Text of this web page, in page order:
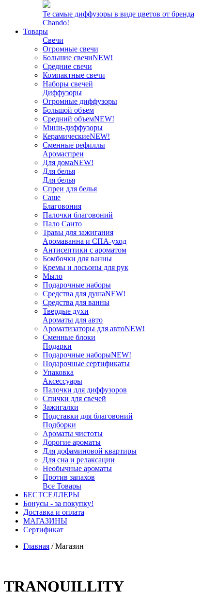
Те самые диффузоры в виде цветов от бренда
Chando!
Товары
Свечи
Огромные свечи
Большие свечиNEW!
Средние свечи
Компактные свечи
Наборы свечей
Диффузоры
Огромные диффузоры
Большой объем
Средний объемNEW!
Мини-диффузоры
КерамическиеNEW!
Сменные рефиллы
Аромаспреи
Для домаNEW!
Для белья
Для белья
Спреи для белья
Саше
Благовония
Палочки благовоний
Пало Санто
Травы для зажигания
Аромаванна и СПА-уход
Антисептики с ароматом
Бомбочки для ванны
Кремы и лосьоны для рук
Мыло
Подарочные наборы
Средства для душаNEW!
Средства для ванны
Твердые духи
Ароматы для авто
Ароматизаторы для автоNEW!
Сменные блоки
Подарки
Подарочные наборыNEW!
Подарочные сертификаты
Упаковка
Аксессуары
Палочки для диффузоров
Спички для свечей
Зажигалки
Подставки для благовоний
Подборки
Ароматы чистоты
Дорогие ароматы
Для дофаминовой квартиры
Для сна и релаксации
Необычные ароматы
Против запахов
Все Товары
БЕСТСЕЛЛЕРЫ
Бонусы - за покупку!
Доставка и оплата
МАГАЗИНЫ
Cертификат
Главная /Магазин
TRANQUILLITY